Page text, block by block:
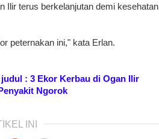
Ilir terus berkelanjutan demi kesehatan
peternakan ini," kata Erlan.
: 3 Ekor Kerbau di Ogan Ilir
Ngorok
INI